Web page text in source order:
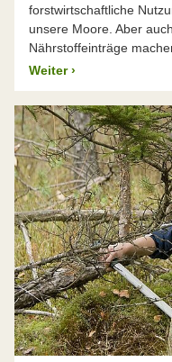
forstwirtschaftliche
unsere Moore. Aber
Nährstoffeinträge
Weiter ›